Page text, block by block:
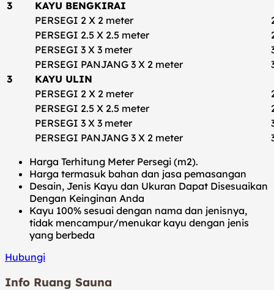
3
KAYU BENGKIRAI
PERSEGI 2 X 2 meter
PERSEGI 2.5 X 2.5 meter
PERSEGI 3 X 3 meter
PERSEGI PANJANG 3 X 2 meter
3
KAYU ULIN
PERSEGI 2 X 2 meter
PERSEGI 2.5 X 2.5 meter
PERSEGI 3 X 3 meter
PERSEGI PANJANG 3 X 2 meter
Harga Terhitung Meter Persegi (m2).
Harga termasuk bahan dan jasa pemasangan
Desain, Jenis Kayu dan Ukuran Dapat Disesuaikan
Dengan Keinginan Anda
Kayu 100% sesuai dengan nama dan jenisnya,
tidak mencampur/menukar kayu dengan jenis
yang berbeda
Hubungi
Info Ruang Sauna